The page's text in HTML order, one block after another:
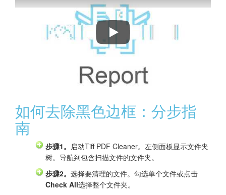
如何使用Tiff PDF Cleaner清理扫描
如何去除黑色边框：分步指
南
步骤1。 启动Tiff PDF Cleaner。左侧面板显示文件夹
树。导航到包含扫描文件的文件夹。
步骤2。 选择要清理的文件。勾选单个文件或点击
Check All选择整个文件夹。